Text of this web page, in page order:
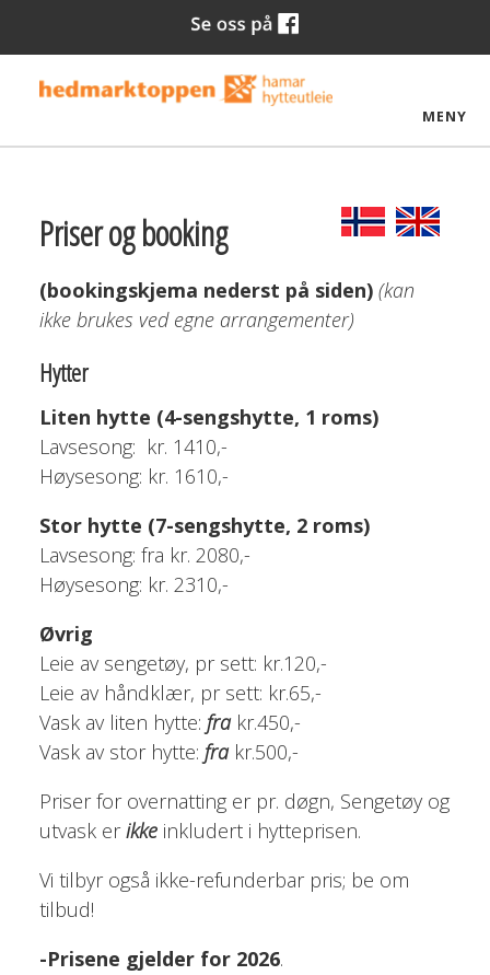
MENY
Priser og booking
(bookingskjema nederst på siden) (kan
ikke brukes ved egne arrangementer)
Hytter
Liten hytte (4-sengshytte, 1 roms)
Lavsesong: kr. 1410,-
Høysesong: kr. 1610,-
Stor hytte (7-sengshytte, 2 roms)
Lavsesong: fra kr. 2080,-
Høysesong: kr. 2310,-
Øvrig
Leie av sengetøy, pr sett: kr.120,-
Leie av håndklær, pr sett: kr.65,-
Vask av liten hytte: frakr.450,-
Vask av stor hytte: frakr.500,-
Priser for overnatting er pr. døgn, Sengetøy og
utvask erikkeinkludert i hytteprisen.
Vi tilbyr også ikke-refunderbar pris; be om
tilbud!
-Prisene gjelder for 2026.